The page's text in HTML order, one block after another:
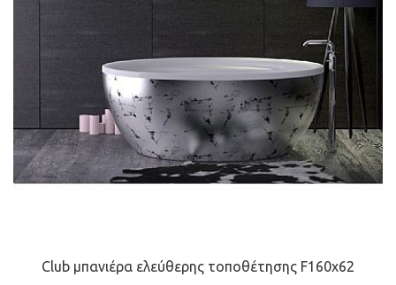
Club μπανιέρα ελεύθερης τοποθέτησης F160x62